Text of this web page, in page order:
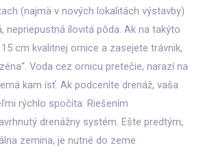
(najmä v nových lokalitách výstavby)
nepriepustná ílovitá pôda. Ak na takýto
cm kvalitnej ornice a zasejete trávnik,
Voda cez ornicu pretečie, narazí na
kam ísť. Ak podceníte drenáž, vaša
rýchlo spočíta: Riešením
drenážny systém. Ešte predtým,
zemina, je nutné do zeme